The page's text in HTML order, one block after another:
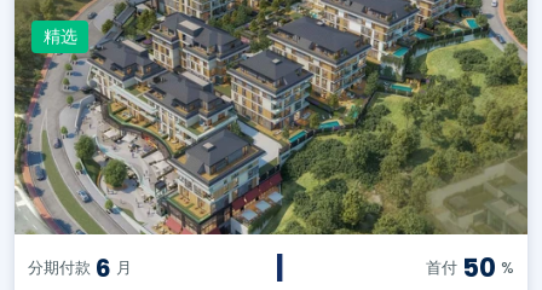
精选
分期付款 6 月 | 首付 50 %